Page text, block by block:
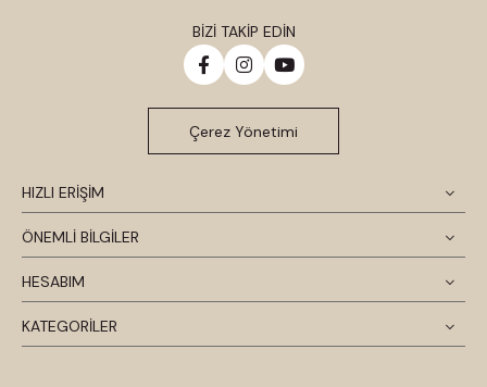
HIZLI ERİŞİM
ÖNEMLİ BİLGİLER
HESABIM
KATEGORİLER
BİZİ TAKİP EDİN
Çerez Yönetimi